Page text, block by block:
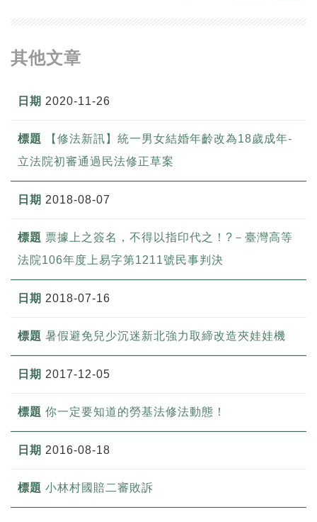
其他文章
2020-11-26
【修法新訊】統一男女結婚年齡改為18歲成年-
立法院初審通過民法修正草案
2018-08-07
票據上之簽名，不得以指印代之！?－臺灣高等
法院106年度上易字第1211號民事判決
2018-07-16
暑假避免兒少沉迷新北強力取締改造夾娃娃機
2017-12-05
你一定要知道的勞基法修法動態！
2016-08-18
小林村國賠二審敗訴